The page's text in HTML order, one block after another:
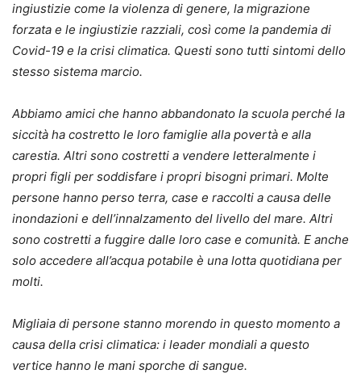
ingiustizie come la violenza di genere, la migrazione
forzata e le ingiustizie razziali, così come la pandemia di
Covid-19 e la crisi climatica. Questi sono tutti sintomi dello
stesso sistema marcio.
Abbiamo amici che hanno abbandonato la scuola perché la
siccità ha costretto le loro famiglie alla povertà e alla
carestia. Altri sono costretti a vendere letteralmente i
propri figli per soddisfare i propri bisogni primari. Molte
persone hanno perso terra, case e raccolti a causa delle
inondazioni e dell’innalzamento del livello del mare. Altri
sono costretti a fuggire dalle loro case e comunità. E anche
solo accedere all’acqua potabile è una lotta quotidiana per
molti.
Migliaia di persone stanno morendo in questo momento a
causa della crisi climatica: i leader mondiali a questo
vertice hanno le mani sporche di sangue.